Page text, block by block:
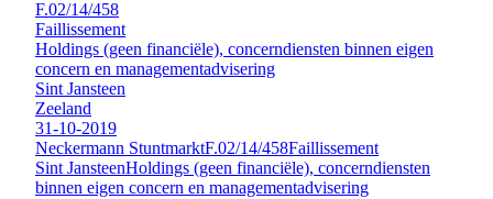
F.02/14/458
Faillissement
Holdings (geen financiële), concerndiensten binnen eigen
concern en managementadvisering
Sint Jansteen
Zeeland
31-10-2019
Neckermann StuntmarktF.02/14/458Faillissement
Sint JansteenHoldings (geen financiële), concerndiensten
binnen eigen concern en managementadvisering